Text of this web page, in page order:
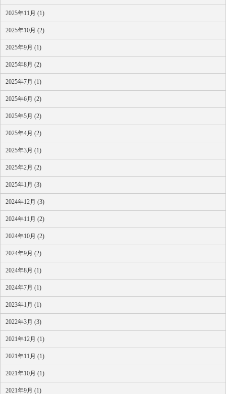
2025年11月 (1)
2025年10月 (2)
2025年9月 (1)
2025年8月 (2)
2025年7月 (1)
2025年6月 (2)
2025年5月 (2)
2025年4月 (2)
2025年3月 (1)
2025年2月 (2)
2025年1月 (3)
2024年12月 (3)
2024年11月 (2)
2024年10月 (2)
2024年9月 (2)
2024年8月 (1)
2024年7月 (1)
2023年1月 (1)
2022年3月 (3)
2021年12月 (1)
2021年11月 (1)
2021年10月 (1)
2021年9月 (1)